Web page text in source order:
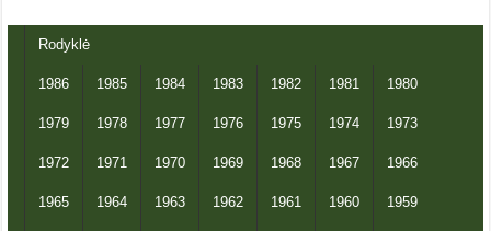
Rodyklė
1986 1985 1984 1983 1982 1981 1980
1979 1978 1977 1976 1975 1974 1973
1972 1971 1970 1969 1968 1967 1966
1965 1964 1963 1962 1961 1960 1959